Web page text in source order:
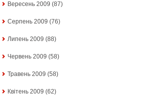
Вересень 2009 (87)
Серпень 2009 (76)
Липень 2009 (88)
Червень 2009 (58)
Травень 2009 (58)
Квітень 2009 (62)